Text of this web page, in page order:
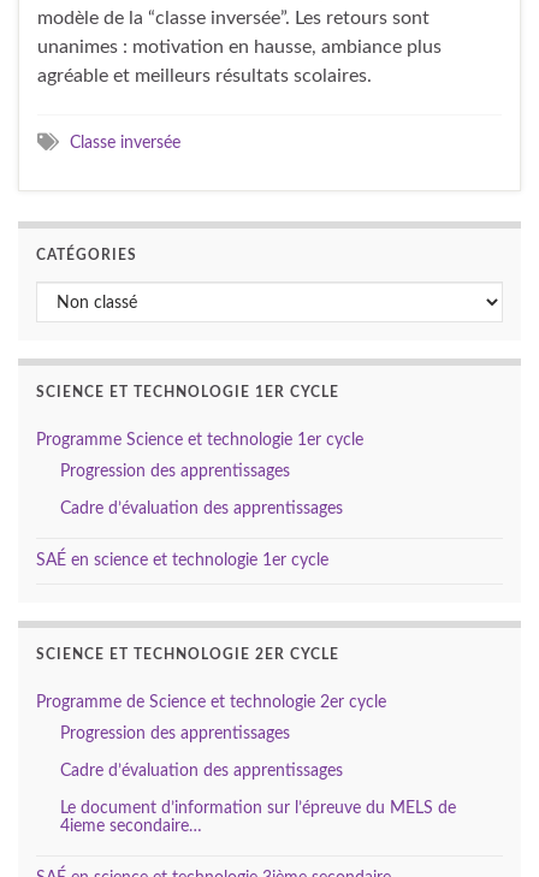
modèle de la “classe inversée”. Les retours sont
unanimes : motivation en hausse, ambiance plus
agréable et meilleurs résultats scolaires.
Classe inversée
CATÉGORIES
Catégories
SCIENCE ET TECHNOLOGIE 1ER CYCLE
Programme Science et technologie 1er cycle
Progression des apprentissages
Cadre d’évaluation des apprentissages
SAÉ en science et technologie 1er cycle
SCIENCE ET TECHNOLOGIE 2ER CYCLE
Programme de Science et technologie 2er cycle
Progression des apprentissages
Cadre d’évaluation des apprentissages
Le document d’information sur l’épreuve du MELS de
4ieme secondaire…